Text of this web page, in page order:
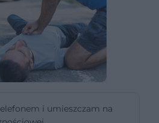
i umieszczam na